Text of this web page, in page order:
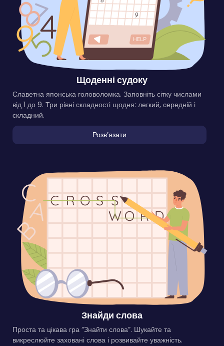
Щоденні судоку
Славетна японська головоломка. Заповніть сітку числами
від 1 до 9. Три рівні складності щодня: легкий, середній і
складний.
Розвʼязати
Знайди слова
Проста та цікава гра “Знайти слова”. Шукайте та
викреслюйте заховані слова і розвивайте уважність.